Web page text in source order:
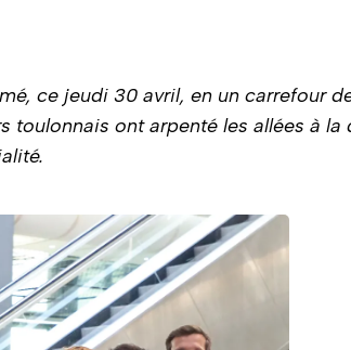
ce jeudi 30 avril, en un carrefour
toulonnais ont arpenté les allées à